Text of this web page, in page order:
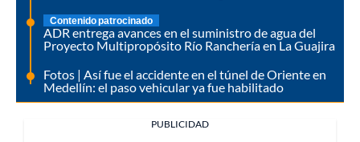
Contenido patrocinado
ADR entrega avances en el suministro de agua del
Proyecto Multipropósito Río Ranchería en La Guajira
Fotos | Así fue el accidente en el túnel de Oriente en
Medellín: el paso vehicular ya fue habilitado
PUBLICIDAD